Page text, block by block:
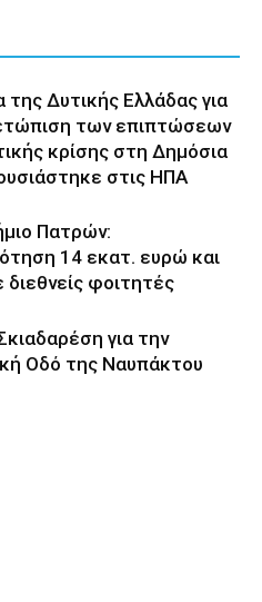
της Δυτικής Ελλάδας για
των επιπτώσεων
κρίσης στη Δημόσια
στις ΗΠΑ
Πατρών:
14 εκατ. ευρώ και
διεθνείς φοιτητές
για την
Οδό της Ναυπάκτου